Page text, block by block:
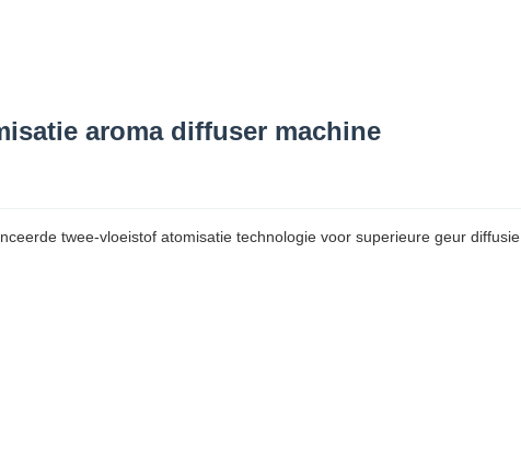
aroma diffuser machine
twee-vloeistof atomisatie technologie voor superieure geur diffusie.